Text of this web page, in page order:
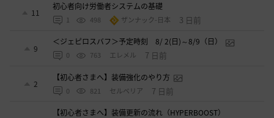
11
初心者向け労働者システムの基礎
1 498 ザンナック-日本 3 日前
9
＜ジェピロスバフ＞予定時刻 8/ 2(日)～8/9（日）
0 763 エレメル 7 日前
2
【初心者さまへ】装備強化のやり方
0 821 セルベリア 7 日前
【初心者さまへ】装備更新の流れ（HYPERBOOST）